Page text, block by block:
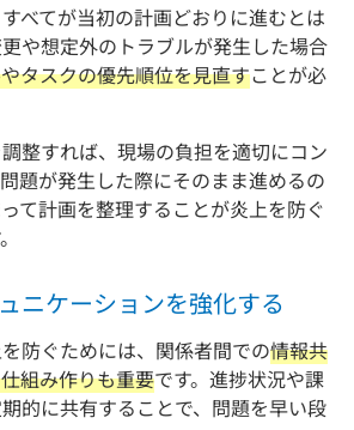
べてが当初の計画どおりに進むとは
や想定外のトラブルが発生した場合
タスクの優先順位を見直すことが必
整すれば、現場の負担を適切にコン
題が発生した際にそのまま進めるの
て計画を整理することが炎上を防ぐ
ニケーションを強化する
防ぐためには、関係者間での情報共
組み作りも重要です。進捗状況や課
的に共有することで、問題を早い段